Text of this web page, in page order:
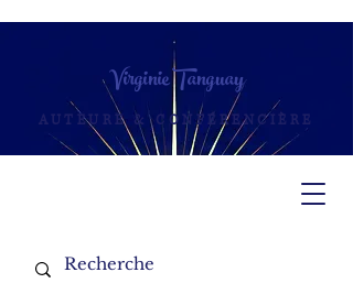
Virginie Tanguay
AUTEURE & CONFÉRENCIÈRE